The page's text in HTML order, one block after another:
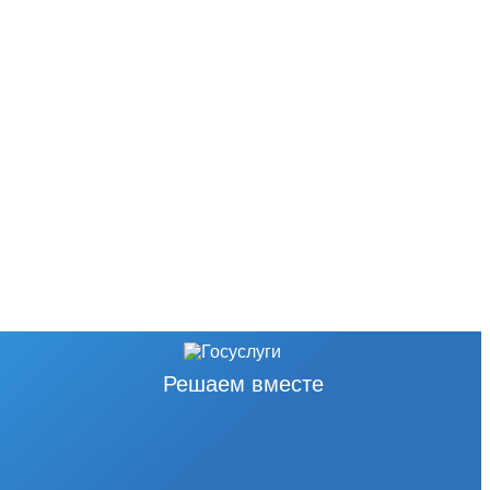
Решаем вместе